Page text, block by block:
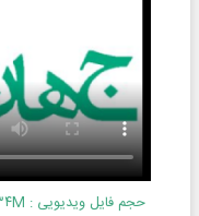
حجم فایل ویدیویی : ۵۶.۳۴M